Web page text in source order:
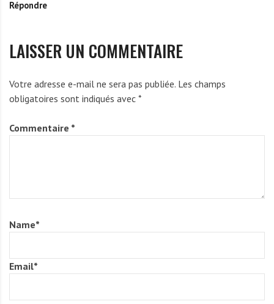
u
é
p
a
n
D
Répondre
LAISSER UN COMMENTAIRE
Votre adresse e-mail ne sera pas publiée. Les champs
obligatoires sont indiqués avec *
Commentaire *
Name*
Email*